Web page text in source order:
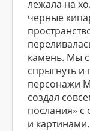
лежала на
черные
камень. Мы
спрыгнуть и
персонажи
создал
послания»
и